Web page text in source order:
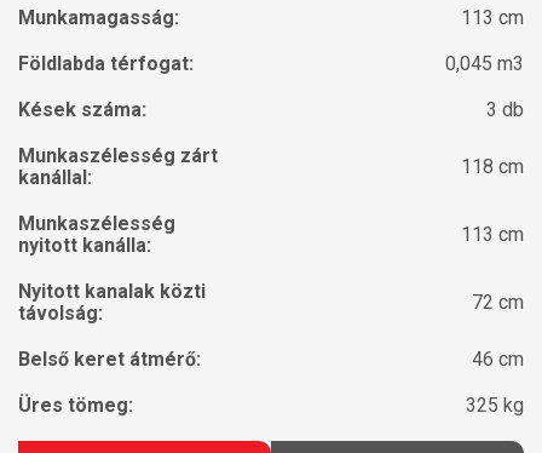
Munkamagasság:
113 cm
Földlabda térfogat:
0,045 m3
Kések száma:
3 db
Munkaszélesség zárt
kanállal:
118 cm
Munkaszélesség
nyitott kanálla:
113 cm
Nyitott kanalak közti
távolság:
72 cm
Belső keret átmérő:
46 cm
Üres tömeg:
325 kg